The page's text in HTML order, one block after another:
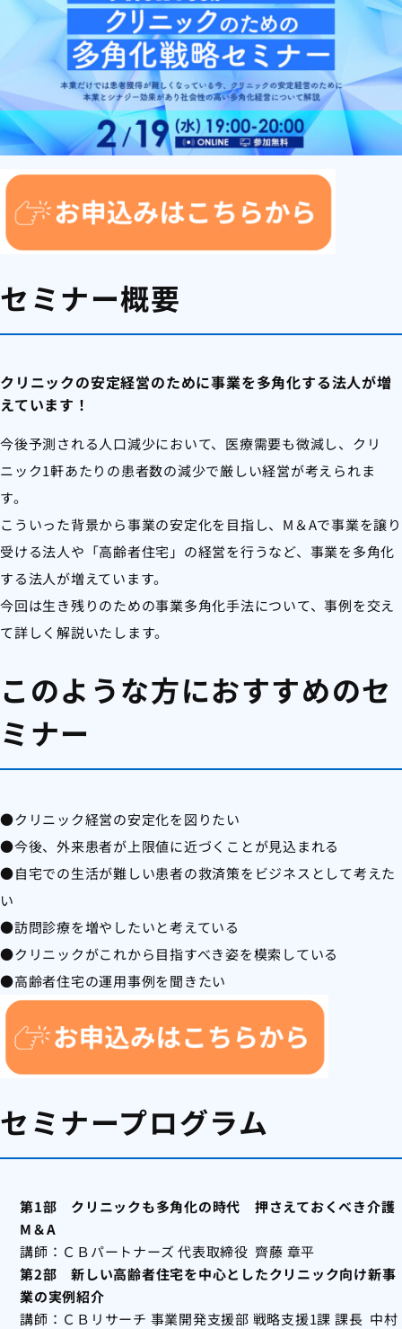
セミナー概要
クリニックの安定経営のために事業を多角化する法人が増
えています！
今後予測される人口減少において、医療需要も微減し、クリ
ニック1軒あたりの患者数の減少で厳しい経営が考えられま
す。
こういった背景から事業の安定化を目指し、M＆Aで事業を譲り
受ける法人や「高齢者住宅」の経営を行うなど、事業を多角化
する法人が増えています。
今回は生き残りのための事業多角化手法について、事例を交え
て詳しく解説いたします。
このような方におすすめのセ
ミナー
●クリニック経営の安定化を図りたい
●今後、外来患者が上限値に近づくことが見込まれる
●自宅での生活が難しい患者の救済策をビジネスとして考えた
い
●訪問診療を増やしたいと考えている
●クリニックがこれから目指すべき姿を模索している
●高齢者住宅の運用事例を聞きたい
セミナープログラム
第1部 クリニックも多角化の時代 押さえておくべき介護
M＆A
講師：ＣＢパートナーズ 代表取締役 齊藤 章平
第2部 新しい高齢者住宅を中心としたクリニック向け新事
業の実例紹介
講師：ＣＢリサーチ 事業開発支援部 戦略支援1課 課長 中村